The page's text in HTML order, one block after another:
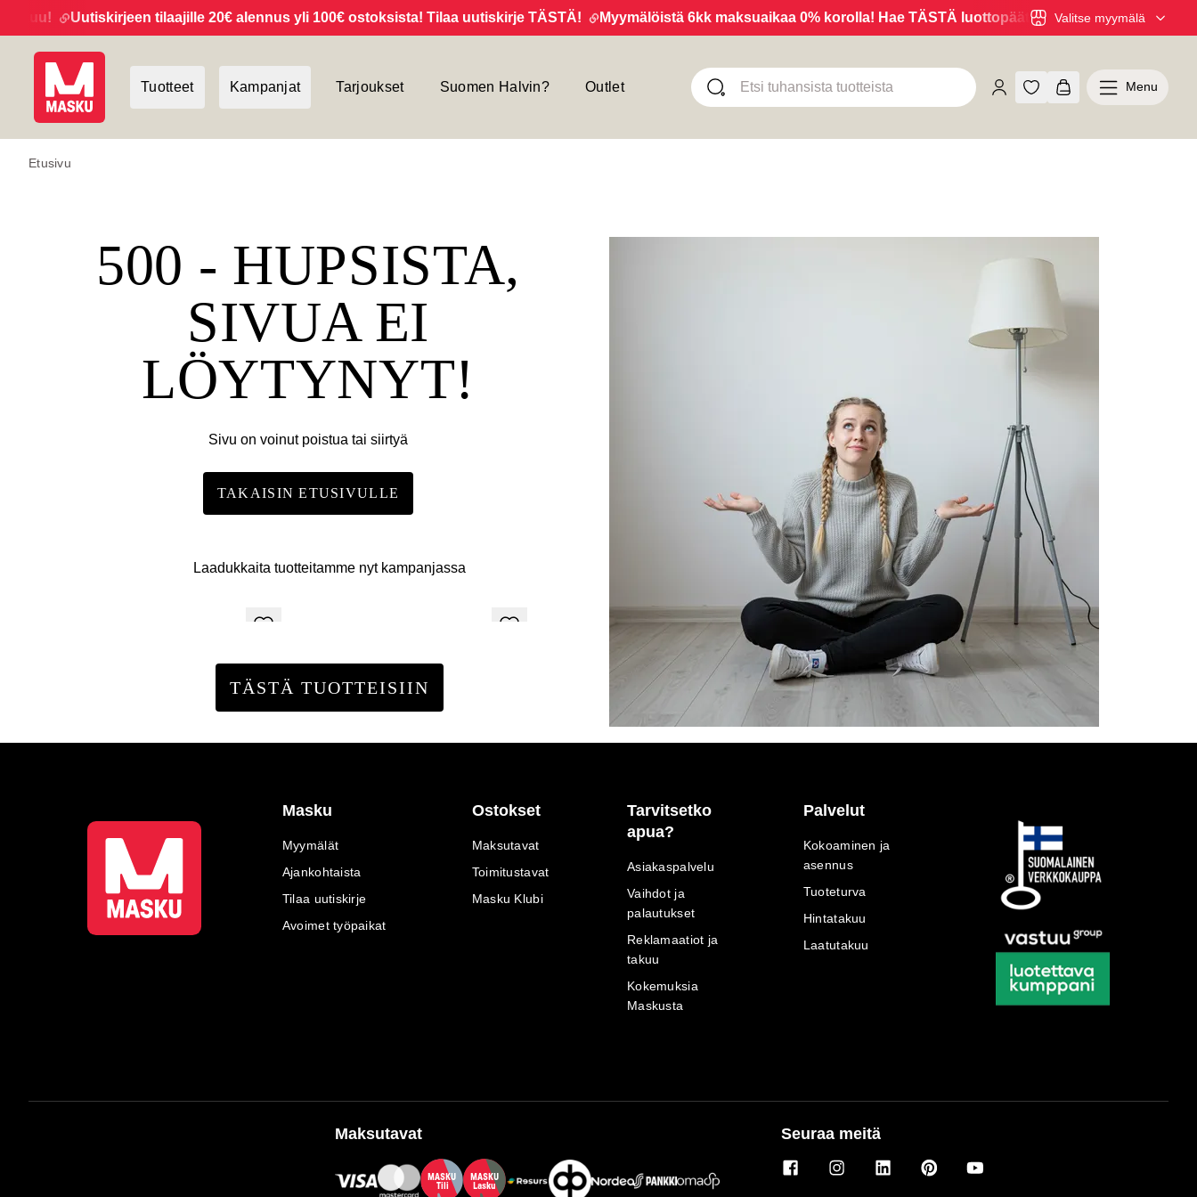
Uutiskirjeen tilaajille 20€ alennus yli 100€ ostoksista! Tilaa uutiskirje TÄSTÄ! Myymälöistä 6kk maksuaikaa 0% korolla! Hae TÄSTÄ luottopäätös ennakkoon!
Valitse myymälä
Tuotteet Kampanjat Tarjoukset Suomen Halvin? Outlet Menu
Etusivu
500 - HUPSISTA,
SIVUA EI
LÖYTYNYT!
Sivu on voinut poistua tai siirtyä
TAKAISIN ETUSIVULLE
Laadukkaita tuotteitamme nyt kampanjassa
TÄSTÄ TUOTTEISIIN
Masku
Myymälät
Ajankohtaista
Tilaa uutiskirje
Avoimet työpaikat
Ostokset
Maksutavat
Toimitustavat
Masku Klubi
Tarvitsetko
apua?
Asiakaspalvelu
Vaihdot ja
palautukset
Reklamaatiot ja
takuu
Kokemuksia
Maskusta
Palvelut
Kokoaminen ja
asennus
Tuoteturva
Hintatakuu
Laatutakuu
Maksutavat
MASKU
Tili
MASKU
Lasku
Seuraa meitä